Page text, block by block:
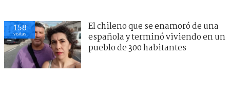
158
visitas
El chileno que se enamoró de una
española y terminó viviendo en un
pueblo de 300 habitantes